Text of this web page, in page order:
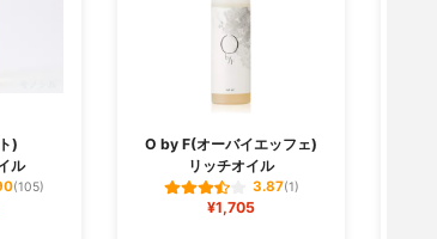
)
ル
(105)
O by F(オーバイエッフェ)
リッチオイル
3.87(1)
¥1,705